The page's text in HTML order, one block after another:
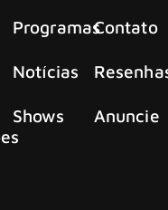
Programas
Notícias
Shows
Contato
Anuncie